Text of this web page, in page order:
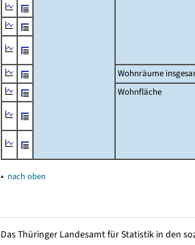
Wohnräume
Wohnfläche
▴ nach oben
Das Thüringer Landesamt für Statistik in den